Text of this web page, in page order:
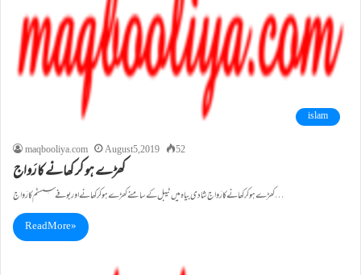
islam
maqbooliya.com
August 5, 2019 52
کھڑے ہو کر کھانے کا رَواج
کھڑے ہو کر کھانے کا رَواج شادی بیاہ میں ٹیبل کے سامنے کھڑے ہوکر کھانے اور بوفے سِسٹم کا رَواج…
Read More »